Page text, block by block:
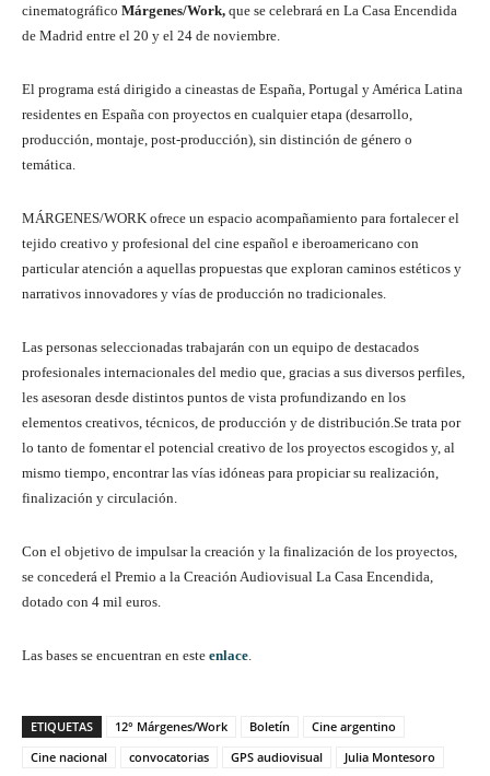
cinematográfico Márgenes/Work, que se celebrará en La Casa Encendida
de Madrid entre el 20 y el 24 de noviembre.
El programa está dirigido a cineastas de España, Portugal y América Latina
residentes en España con proyectos en cualquier etapa (desarrollo,
producción, montaje, post-producción), sin distinción de género o
temática.
MÁRGENES/WORK ofrece un espacio acompañamiento para fortalecer el
tejido creativo y profesional del cine español e iberoamericano con
particular atención a aquellas propuestas que exploran caminos estéticos y
narrativos innovadores y vías de producción no tradicionales.
Las personas seleccionadas trabajarán con un equipo de destacados
profesionales internacionales del medio que, gracias a sus diversos perfiles,
les asesoran desde distintos puntos de vista profundizando en los
elementos creativos, técnicos, de producción y de distribución.Se trata por
lo tanto de fomentar el potencial creativo de los proyectos escogidos y, al
mismo tiempo, encontrar las vías idóneas para propiciar su realización,
finalización y circulación.
Con el objetivo de impulsar la creación y la finalización de los proyectos,
se concederá el Premio a la Creación Audiovisual La Casa Encendida,
dotado con 4 mil euros.
Las bases se encuentran en este enlace
ETIQUETAS 12° Márgenes/Work Boletín
Cine argentino
Cine nacional
convocatorias GPS audiovisual
Julia Montesoro